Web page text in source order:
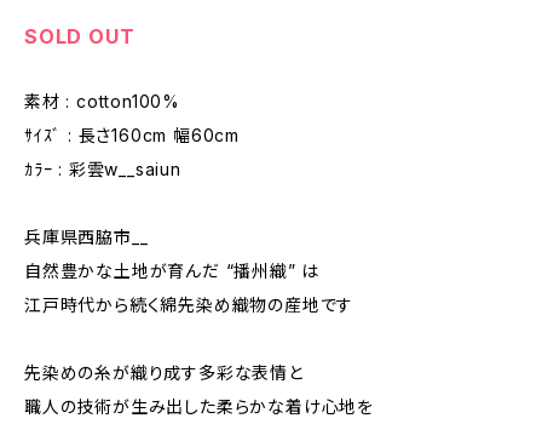
SOLD OUT
素材 : cotton100%
ｻｲｽﾞ : 長さ160cm 幅60cm
ｶﾗｰ : 彩雲w__saiun
兵庫県西脇市__
自然豊かな土地が育んだ “播州織” は
江戸時代から続く綿先染め織物の産地です
先染めの糸が織り成す多彩な表情と
職人の技術が生み出した柔らかな着け心地を